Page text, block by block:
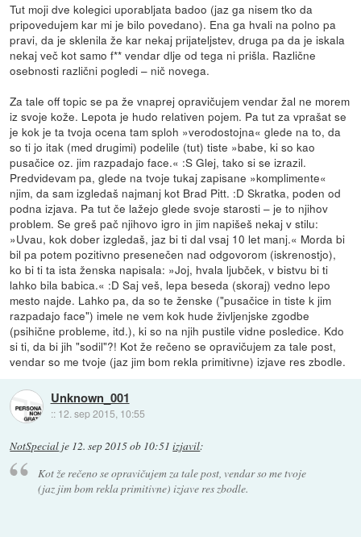
Tut moji dve kolegici uporabljata badoo (jaz ga nisem tko da
pripovedujem kar mi je bilo povedano). Ena ga hvali na polno pa
pravi, da je sklenila že kar nekaj prijateljstev, druga pa da je iskala
nekaj več kot samo f** vendar dlje od tega ni prišla. Različne
osebnosti različni pogledi – nič novega.
Za tale off topic se pa že vnaprej opravičujem vendar žal ne morem
iz svoje kože. Lepota je hudo relativen pojem. Pa tut za vprašat se
je kok je ta tvoja ocena tam sploh »verodostojna« glede na to, da
so ti jo itak (med drugimi) podelile (tut) tiste »babe, ki so kao
pusačice oz. jim razpadajo face.« :S Glej, tako si se izrazil.
Predvidevam pa, glede na tvoje tukaj zapisane »komplimente«
njim, da sam izgledaš najmanj kot Brad Pitt. :D Skratka, poden od
podna izjava. Pa tut če lažejo glede svoje starosti – je to njihov
problem. Se greš pač njihovo igro in jim napišeš nekaj v stilu:
»Uvau, kok dober izgledaš, jaz bi ti dal vsaj 10 let manj.« Morda bi
bil pa potem pozitivno presenečen nad odgovorom (iskrenostjo),
ko bi ti ta ista ženska napisala: »Joj, hvala ljubček, v bistvu bi ti
lahko bila babica.« :D Saj veš, lepa beseda (skoraj) vedno lepo
mesto najde. Lahko pa, da so te ženske ("pusačice in tiste k jim
razpadajo face") imele ne vem kok hude življenjske zgodbe
(psihične probleme, itd.), ki so na njih pustile vidne posledice. Kdo
si ti, da bi jih "sodil"?! Kot že rečeno se opravičujem za tale post,
vendar so me tvoje (jaz jim bom rekla primitivne) izjave res zbodle.
Unknown_001
:: 12. sep 2015, 10:55
NotSpecial je 12. sep 2015 ob 10:51 izjavil:
Kot že rečeno se opravičujem za tale post, vendar so me tvoje
(jaz jim bom rekla primitivne) izjave res zbodle.